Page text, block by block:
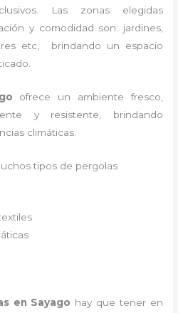
Las zonas elegidas
y comodidad son: jardines,
etc, brindando un espacio
ofrece un ambiente fresco,
y resistente, brindando
climáticas.
tipos de pergolas
en Sayago hay que tener en